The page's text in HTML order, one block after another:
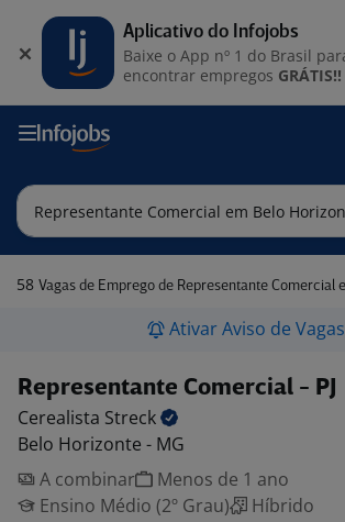
58 Vagas de Emprego de Representante Comercial em Belo
Ativar Aviso de Vagas
Representante Comercial - PJ
Cerealista Streck
Belo Horizonte - MG
A combinar
Menos de 1 ano
Ensino Médio (2º Grau)
Híbrido
Aplicativo do Infojobs
Baixe o App nº 1 do Brasil
encontrar empregos GRÁTIS!!